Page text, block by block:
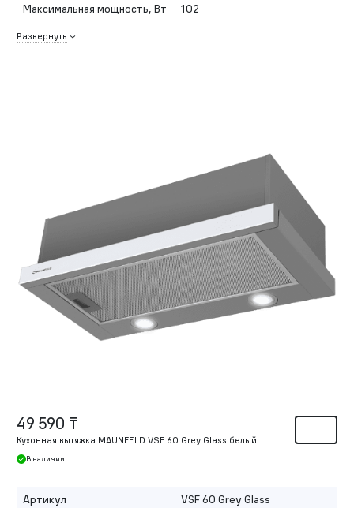
Максимальная мощность, Вт 102
Развернуть
49 590 ₸
Кухонная вытяжка MAUNFELD VSF 60 Grey Glass белый
В наличии
Артикул
VSF 60 Grey Glass